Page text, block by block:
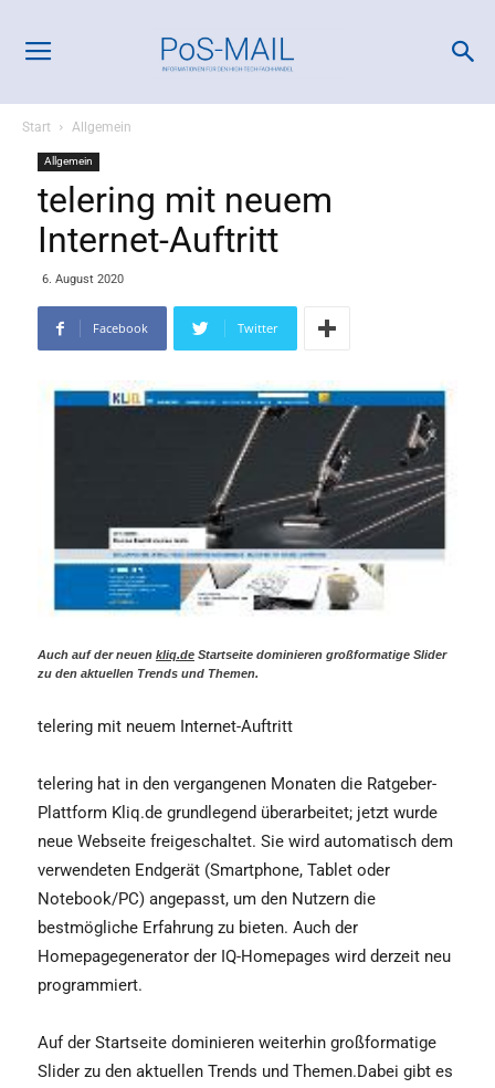
Start Allgemein
Allgemein
telering mit neuem
Internet-Auftritt
6. August 2020
Facebook Twitter
Auch auf der neuen kliq.de Startseite dominieren großformatige Slider
zu den aktuellen Trends und Themen.
telering mit neuem Internet-Auftritt
telering hat in den vergangenen Monaten die Ratgeber-
Plattform Kliq.de grundlegend überarbeitet; jetzt wurde
neue Webseite freigeschaltet. Sie wird automatisch dem
verwendeten Endgerät (Smartphone, Tablet oder
Notebook/PC) angepasst, um den Nutzern die
bestmögliche Erfahrung zu bieten. Auch der
Homepagegenerator der IQ-Homepages wird derzeit neu
programmiert.
Auf der Startseite dominieren weiterhin großformatige
Slider zu den aktuellen Trends und Themen.Dabei gibt es